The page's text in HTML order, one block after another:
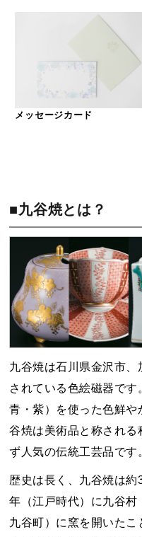
メッセージカード
■九谷焼とは？
九谷焼は石川県金沢市
されている色絵磁器で
青・紫）を使った色鮮
谷焼は美術品と称され
ず人気の伝統工芸品です
歴史は長く、九谷焼は
年（江戸時代）に九谷村
九谷町）に窯を開いたこ